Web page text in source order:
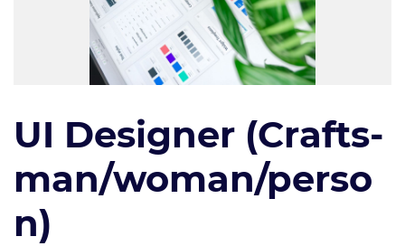
UI Designer (Crafts-
man/woman/perso
n)